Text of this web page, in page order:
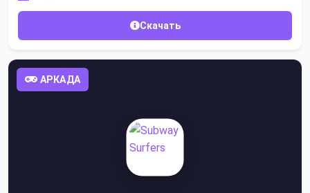
Скачать
АРКАДА